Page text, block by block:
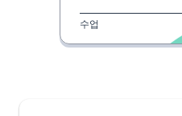
수업